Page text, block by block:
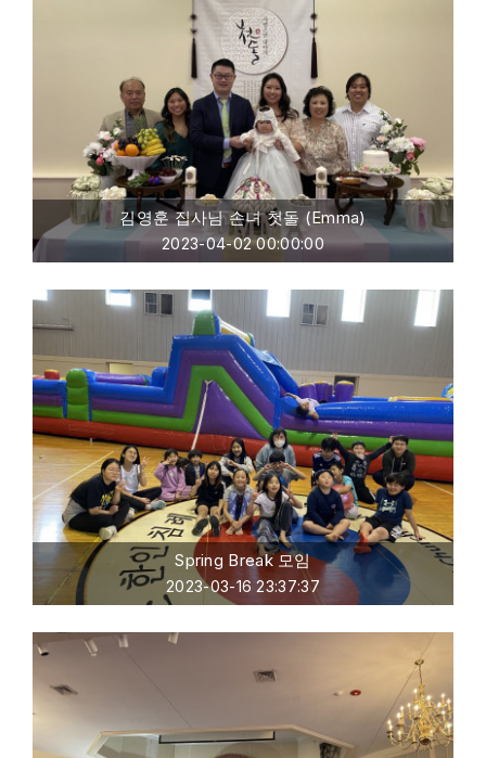
김영훈 집사님 손녀 첫돌 (Emma)
2023-04-02 00:00:00
Spring Break 모임
2023-03-16 23:37:37